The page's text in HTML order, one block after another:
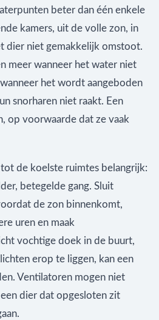
beter dan één enkele
kamers, uit de volle zon, in
dier niet gemakkelijk omstoot.
meer wanneer het water niet
het wordt aangeboden
snorharen niet raakt. Een
op voorwaarde dat ze vaak
de koelste ruimtes belangrijk:
betegelde gang. Sluit
de zon binnenkomt,
uren en maak
vochtige doek in de buurt,
erop te liggen, kan een
Ventilatoren mogen niet
dier dat opgesloten zit